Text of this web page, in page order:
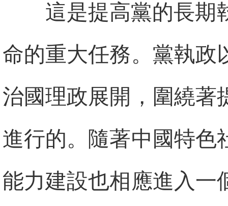
這是提高黨的長期
命的重大任務。黨執政
治國理政展開，圍繞著
進行的。隨著中國特色
能力建設也相應進入一